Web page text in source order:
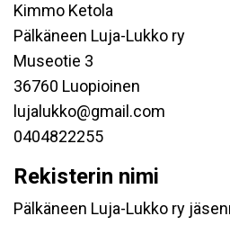
Kimmo Ketola
Pälkäneen Luja-Lukko ry
Museotie 3
36760 Luopioinen
lujalukko@gmail.com
0404822255
Rekisterin nimi
Pälkäneen Luja-Lukko ry